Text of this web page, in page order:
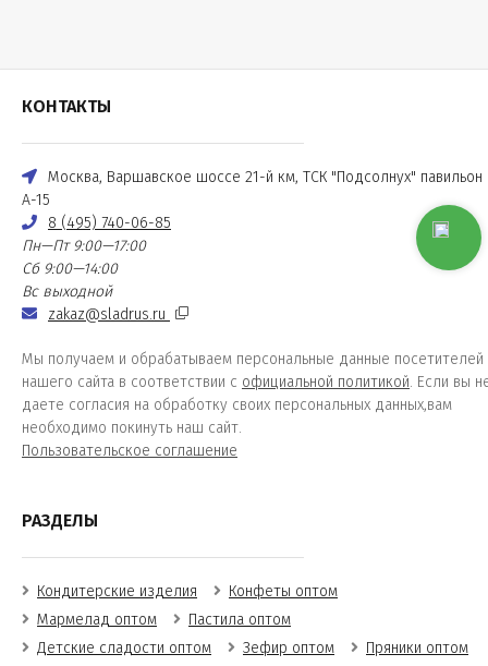
КОНТАКТЫ
Москва, Варшавское шоссе 21-й км, ТСК "Подсолнух" павильон
А-15
8 (495) 740-06-85
Пн—Пт 9:00—17:00
Сб 9:00—14:00
Вс выходной
zakaz@sladrus.ru
Мы получаем и обрабатываем персональные данные посетителей
нашего сайта в соответствии с официальной политикой. Если вы
даете согласия на обработку своих персональных данных,вам
необходимо покинуть наш сайт.
Пользовательское соглашение
РАЗДЕЛЫ
Кондитерские изделия
Конфеты оптом
Мармелад оптом
Пастила оптом
Детские сладости оптом
Зефир оптом
Пряники оптом